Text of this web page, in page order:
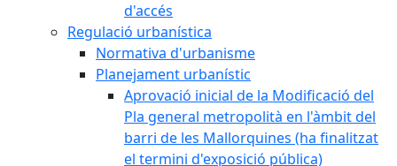
d'accés
Regulació urbanística
Normativa d'urbanisme
Planejament urbanístic
Aprovació inicial de la Modificació del
Pla general metropolità en l'àmbit del
barri de les Mallorquines (ha finalitzat
el termini d'exposició pública)